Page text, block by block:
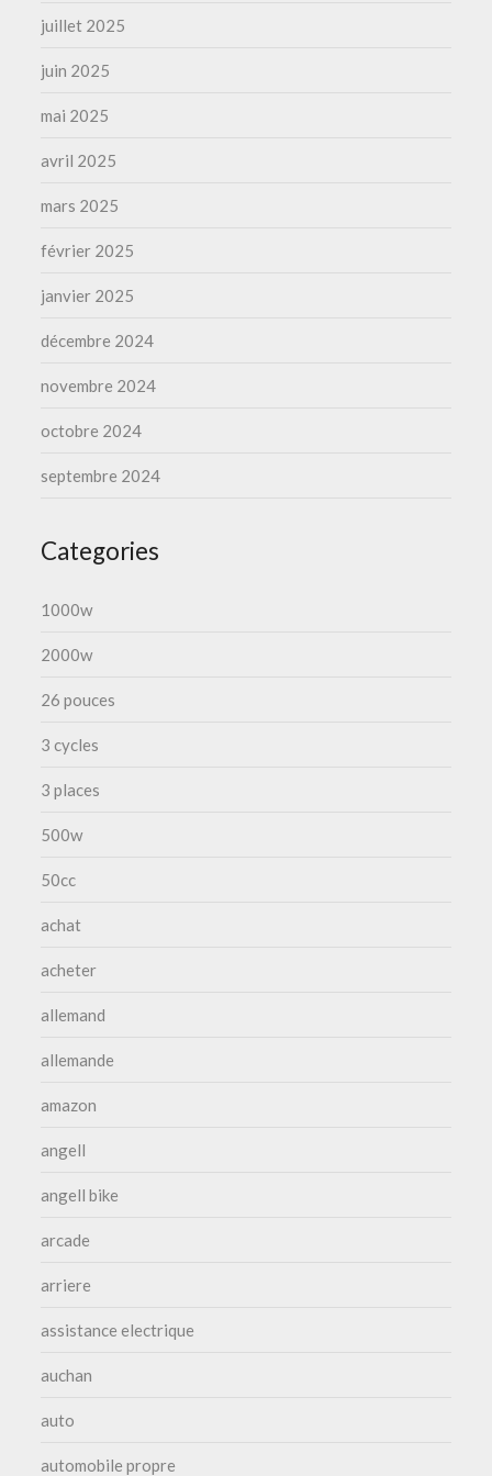
juillet 2025
juin 2025
mai 2025
avril 2025
mars 2025
février 2025
janvier 2025
décembre 2024
novembre 2024
octobre 2024
septembre 2024
Categories
1000w
2000w
26 pouces
3 cycles
3 places
500w
50cc
achat
acheter
allemand
allemande
amazon
angell
angell bike
arcade
arriere
assistance electrique
auchan
auto
automobile propre